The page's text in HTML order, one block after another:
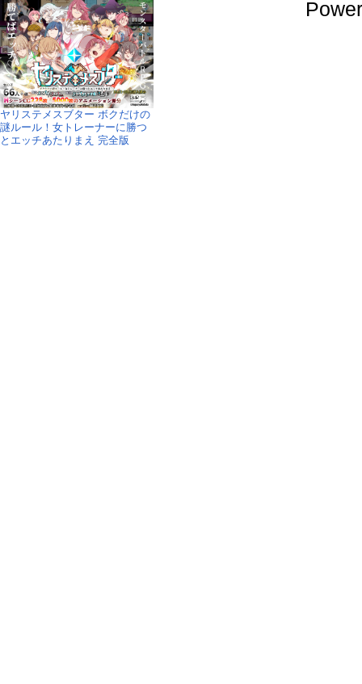
ヤリステメスブター ボクだけの
謎ルール！女トレーナーに勝つ
とエッチあたりまえ 完全版